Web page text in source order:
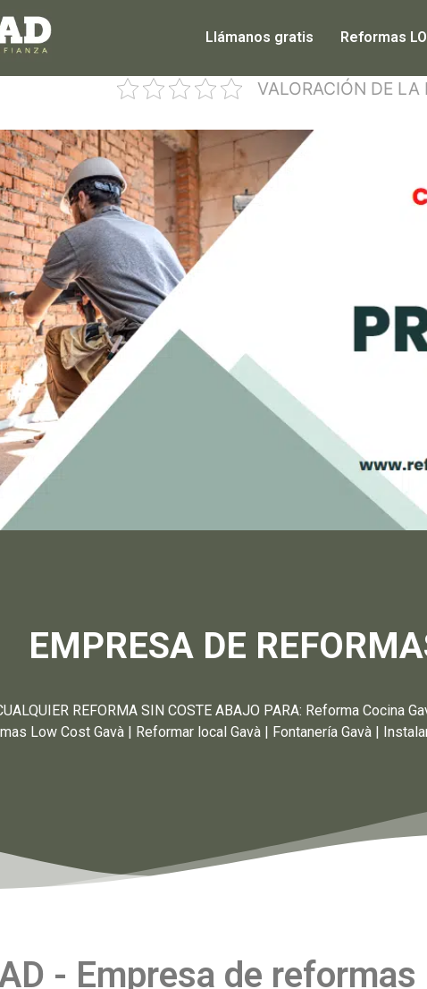
Llámanos gratis Reformas
VALORACIÓN DE LA
EMPRESA DE
REFORMA SIN COSTE ABAJO PARA: Reforma Cocina
Low Cost Gavà | Reformar local Gavà | Fontanería Gavà |
- Empresa de reformas